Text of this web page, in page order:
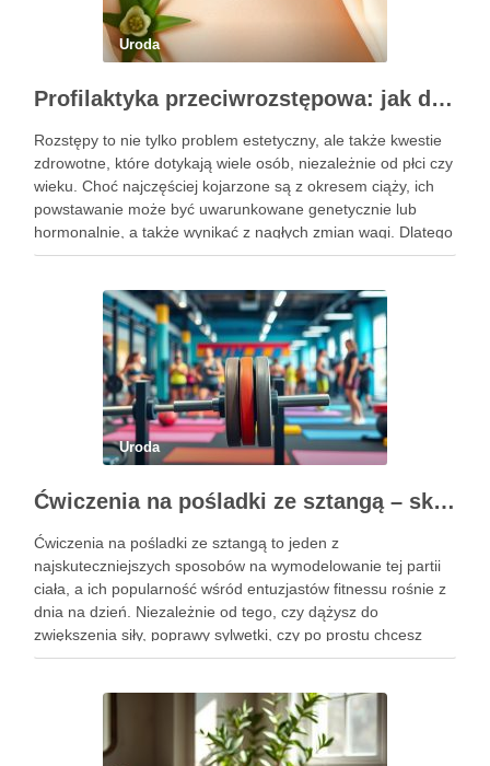
Uroda
Profilaktyka przeciwrozstępowa: jak dbać o skórę skutecznie?
Rozstępy to nie tylko problem estetyczny, ale także kwestie
zdrowotne, które dotykają wiele osób, niezależnie od płci czy
wieku. Choć najczęściej kojarzone są z okresem ciąży, ich
powstawanie może być uwarunkowane genetycznie lub
hormonalnie, a także wynikać z nagłych zmian wagi. Dlatego
kluczowe jest, aby już od najmłodszych lat zadbać …
Uroda
Ćwiczenia na pośladki ze sztangą – skuteczne metody i techniki treningowe
Ćwiczenia na pośladki ze sztangą to jeden z
najskuteczniejszych sposobów na wymodelowanie tej partii
ciała, a ich popularność wśród entuzjastów fitnessu rośnie z
dnia na dzień. Niezależnie od tego, czy dążysz do
zwiększenia siły, poprawy sylwetki, czy po prostu chcesz
poczuć się lepiej w swoim ciele, odpowiednio dobrane